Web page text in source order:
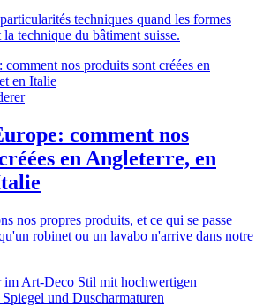
techniques quand les formes
technique du bâtiment suisse.
comment nos
en Angleterre, en
nos propres produits, et ce qui se passe
robinet ou un lavabo n'arrive dans notre